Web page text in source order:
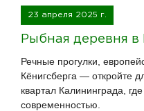
23 апреля 2025 г.
Рыбная деревня в
Речные прогулки,
Кёнигсберга — откройте
квартал Калининграда,
современностью.